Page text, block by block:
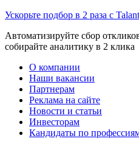
Ускорьте подбор в 2 раза с
Автоматизируйте сбор
собирайте аналитику в 2 клика
О компании
Наши вакансии
Партнерам
Реклама на сайте
Новости и статьи
Инвесторам
Кандидаты по